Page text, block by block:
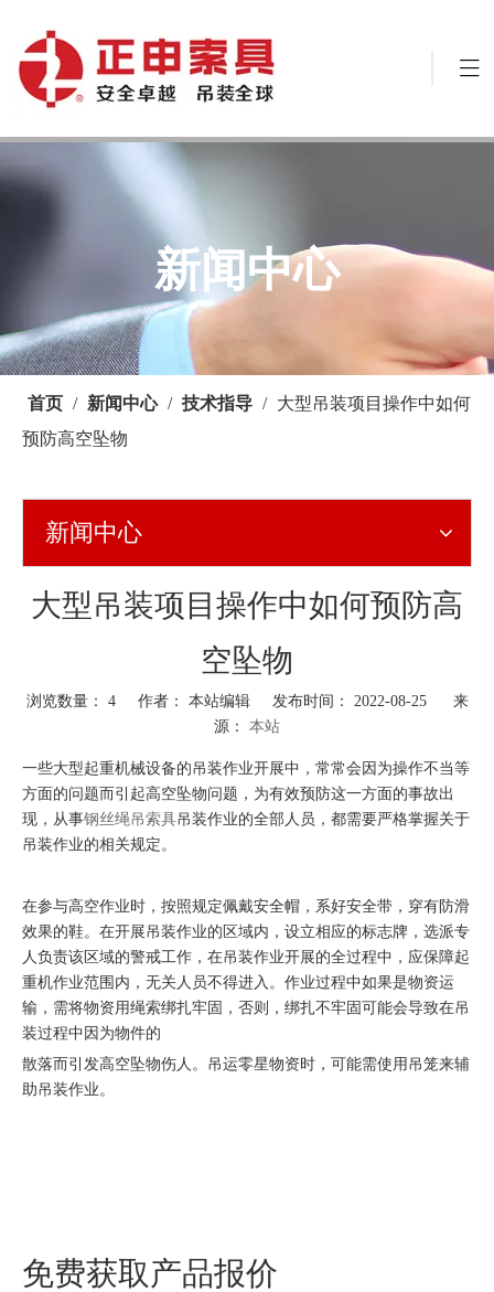
新闻中心
首页 / 新闻中心 / 技术指导 / 大型吊装项目操作中如何
预防高空坠物
新闻中心
大型吊装项目操作中如何预防高
空坠物
浏览数量： 4作者： 本站编辑 发布时间： 2022-08-25 来
源： 本站
["wechat","weibo","qzone","douban","email"]
一些大型起重机械设备的吊装作业开展中，常常会因为操作不当等
方面的问题而引起高空坠物问题，为有效预防这一方面的事故出
现，从事钢丝绳吊索具吊装作业的全部人员，都需要严格掌握关于
吊装作业的相关规定。
在参与高空作业时，按照规定佩戴安全帽，系好安全带，穿有防滑
效果的鞋。在开展吊装作业的区域内，设立相应的标志牌，选派专
人负责该区域的警戒工作，在吊装作业开展的全过程中，应保障起
重机作业范围内，无关人员不得进入。作业过程中如果是物资运
输，需将物资用绳索绑扎牢固，否则，绑扎不牢固可能会导致在吊
装过程中因为物件的
散落而引发高空坠物伤人。吊运零星物资时，可能需使用吊笼来辅
助吊装作业。
免费获取产品报价